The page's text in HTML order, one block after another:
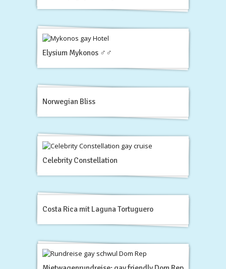
Elysium Mykonos ♂♂
Norwegian Bliss
Celebrity Constellation
Costa Rica mit Laguna Tortuguero